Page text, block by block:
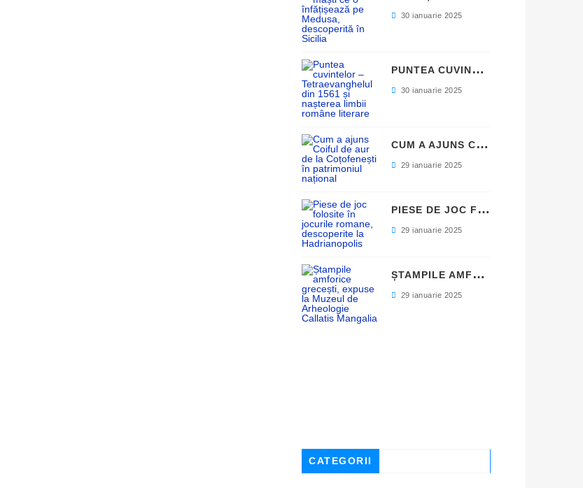
30 ianuarie 2025
P
UNTEA CUVINTELOR – TETRAEVANGHELUL DIN 1561 ȘI NAȘTEREA LIMBII ROMÂNE LITERARE
30 ianuarie 2025
C
UM A AJUNS COIFUL DE AUR DE LA COȚOFENEȘTI ÎN PATRIMONIUL NAȚIONAL
29 ianuarie 2025
P
IESE DE JOC FOLOSITE ÎN JOCURILE ROMANE, DESCOPERITE LA HADRIANOPOLIS
29 ianuarie 2025
Ș
TAMPILE AMFORICE GRECEȘTI, EXPUSE LA MUZEUL DE ARHEOLOGIE CALLATIS MANGALIA
29 ianuarie 2025
CATEGORII